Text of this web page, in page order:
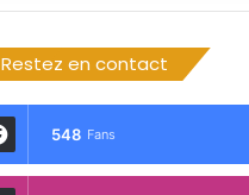
Restez en contact
548 Fans